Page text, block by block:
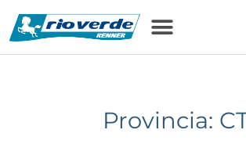
Provincia: